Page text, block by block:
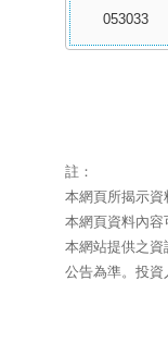
053033
註：
本網頁所揭示
本網頁資料內
本網站提供之
公告為準。投